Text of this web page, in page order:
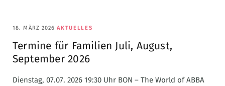
18. MÄRZ 2026 AKTUELLES
Termine für Familien Juli, August,
September 2026
Dienstag, 07.07. 2026 19:30 Uhr BON – The World of ABBA